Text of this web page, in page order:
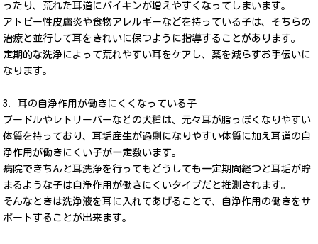
ったり、荒れた耳道にバイキンが増えやすくなってしまいます。
アトピー性皮膚炎や食物アレルギーなどを持っている子は、そちらの
治療と並行して耳をきれいに保つように指導することがあります。
定期的な洗浄によって荒れやすい耳をケアし、薬を減らすお手伝いに
なります。
3. 耳の自浄作用が働きにくくなっている子
プードルやレトリーバーなどの犬種は、元々耳が脂っぽくなりやすい
体質を持っており、耳垢産生が過剰になりやすい体質に加え耳道の自
浄作用が働きにくい子が一定数います。
病院できちんと耳洗浄を行ってもどうしても一定期間経つと耳垢が貯
まるような子は自浄作用が働きにくいタイプだと推測されます。
そんなときは洗浄液を耳に入れてあげることで、自浄作用の働きをサ
ポートすることが出来ます。